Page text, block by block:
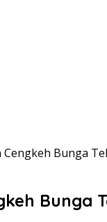
Cengkeh Bunga
Bunga